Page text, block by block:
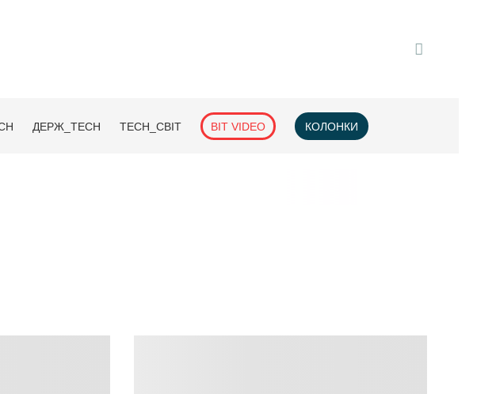
ДЕРЖ_TECH TECH_СВІТ BIT VIDEO КОЛОНКИ